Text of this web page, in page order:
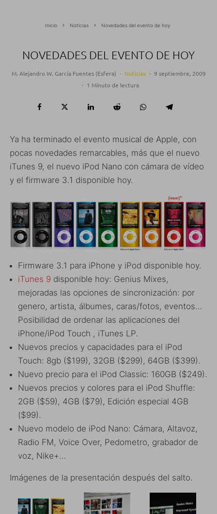
Inicio Noticias Novedades del evento de hoy
NOVEDADES DEL EVENTO DE HOY
M. Alejandro W. García Fuentes (Esfera) · Noticias · 9 septiembre, 2009
· 1 Minuto de lectura
Ya ha terminado el evento musical de Apple, con
pocas novedades remarcables, más que el nuevo
iTunes 9, el nuevo iPod Nano con cámara de vídeo
y el firmware 3.1 disponible hoy.
Firmware 3.1 para iPhone y iPod disponible hoy.
iTunes 9 disponible hoy: Genius Mixes,
mejoradas las opciones de sincronización: por
genero, artista, álbumes, caras/fotos, eventos…
Posibilidad de ordenar las aplicaciones del
iPhone/iPod Touch , iTunes LP.
Nuevos precios y capacidades para el iPod
Touch: 8gb ($199), 32GB ($299), 64GB ($399).
Nuevo precio para el iPod Classic: 160GB ($249).
Nuevos precios y colores para el iPod Shuffle:
2GB ($59), 4GB ($79), Edición especial 4GB
($99).
Nuevo modelo de iPod Nano: Cámara, Altavoz,
Radio FM, Voice Over, Pedometro, grabador de
voz, Nike+…
Imágenes de la presentación después del salto.